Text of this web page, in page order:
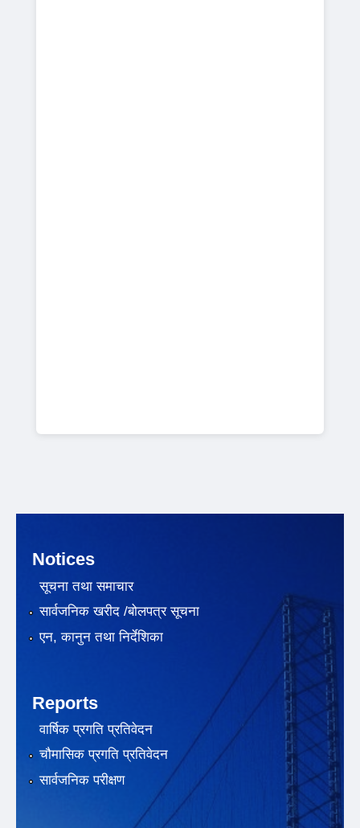
Notices
सूचना तथा समाचार
सार्वजनिक खरीद /बोलपत्र सूचना
एन, कानुन तथा निर्देशिका
Reports
वार्षिक प्रगति प्रतिवेदन
चौमासिक प्रगति प्रतिवेदन
सार्वजनिक परीक्षण